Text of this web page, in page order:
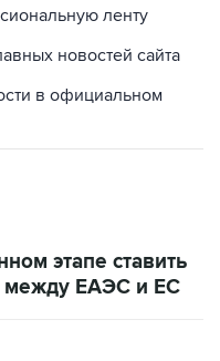
ленту
новостей сайта
в официальном
этапе ставить
ЕАЭС и ЕС